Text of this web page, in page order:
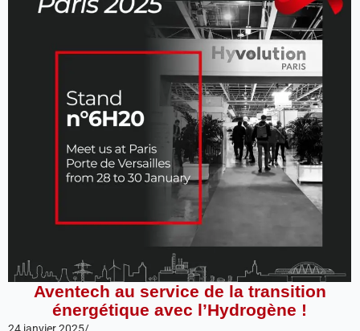
Aventech au service de la transition
énergétique avec l’Hydrogène !
24 janvier 2025/